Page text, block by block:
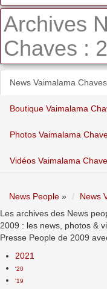
Archives
Chaves :
News Vaimalama Chaves
Boutique Vaimalama
Photos Vaimalama
Vidéos Vaimalama
News People » News
Les archives des News
2009 : les news, photos &
Presse People de 2009
2021
'20
'19